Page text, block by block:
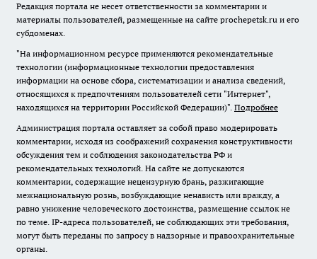
Редакция портала не несет ответственности за комментарии и
материалы пользователей, размещенные на сайте prochepetsk.ru и его
субдоменах.
"На информационном ресурсе применяются рекомендательные
технологии (информационные технологии предоставления
информации на основе сбора, систематизации и анализа сведений,
относящихся к предпочтениям пользователей сети "Интернет",
находящихся на территории Российской Федерации)". Подробнее
Администрация портала оставляет за собой право модерировать
комментарии, исходя из соображений сохранения конструктивности
обсуждения тем и соблюдения законодательства РФ и
рекомендательных технологий. На сайте не допускаются
комментарии, содержащие нецензурную брань, разжигающие
межнациональную рознь, возбуждающие ненависть или вражду, а
равно унижение человеческого достоинства, размещение ссылок не
по теме. IP-адреса пользователей, не соблюдающих эти требования,
могут быть переданы по запросу в надзорные и правоохранительные
органы.